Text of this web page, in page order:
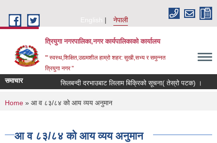
English
नेपाली
त्रियुगा नगरपालिका,नगर कार्यपालिकाको कार्यालय
'" स्वस्थ,शिक्षित,उद्यमशील हाम्रो शहर: सुखी,सभ्य र समुन्नत
त्रियुगा नगर "
समाचार सिलबन्दी दरभाउबाट लिलाम बिक्रिको सूचना( तेस्रो पटक) ।
You are here
Home » आ व ८३/८४ को आय व्यय अनुमान
आ व ८३/८४ को आय व्यय अनुमान